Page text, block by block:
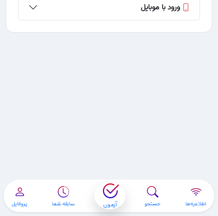
اطلاعیه‌ها جستجو آزمون سابقه شما پروفایل
ورود با موبایل